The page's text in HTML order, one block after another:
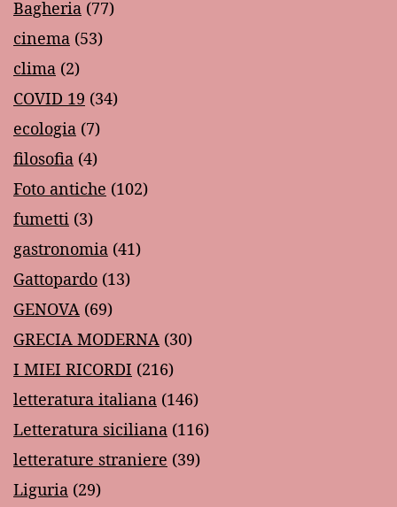
Bagheria (77)
cinema (53)
clima (2)
COVID 19 (34)
ecologia (7)
filosofia (4)
Foto antiche (102)
fumetti (3)
gastronomia (41)
Gattopardo (13)
GENOVA (69)
GRECIA MODERNA (30)
I MIEI RICORDI (216)
letteratura italiana (146)
Letteratura siciliana (116)
letterature straniere (39)
Liguria (29)